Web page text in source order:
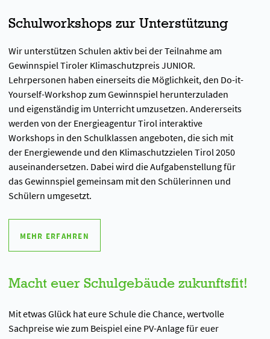
Schulworkshops zur Unterstützung
Wir unterstützen Schulen aktiv bei der Teilnahme am
Gewinnspiel Tiroler Klimaschutzpreis JUNIOR.
Lehrpersonen haben einerseits die Möglichkeit, den Do-it-
Yourself-Workshop zum Gewinnspiel herunterzuladen
und eigenständig im Unterricht umzusetzen. Andererseits
werden von der Energieagentur Tirol interaktive
Workshops in den Schulklassen angeboten, die sich mit
der Energiewende und den Klimaschutzzielen Tirol 2050
auseinandersetzen. Dabei wird die Aufgabenstellung für
das Gewinnspiel gemeinsam mit den Schülerinnen und
Schülern umgesetzt.
MEHR ERFAHREN
Macht euer Schulgebäude zukunftsfit!
Mit etwas Glück hat eure Schule die Chance, wertvolle
Sachpreise wie zum Beispiel eine PV-Anlage für euer